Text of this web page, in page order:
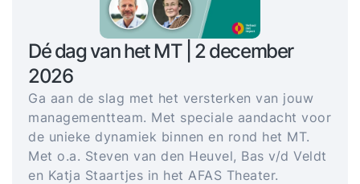
Dé dag van het MT | 2 december
2026
Ga aan de slag met het versterken van jouw
managementteam. Met speciale aandacht voor
de unieke dynamiek binnen en rond het MT.
Met o.a. Steven van den Heuvel, Bas v/d Veldt
en Katja Staartjes in het AFAS Theater.